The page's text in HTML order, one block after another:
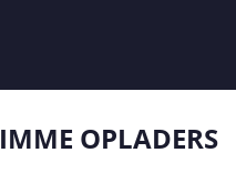
OPLADERS